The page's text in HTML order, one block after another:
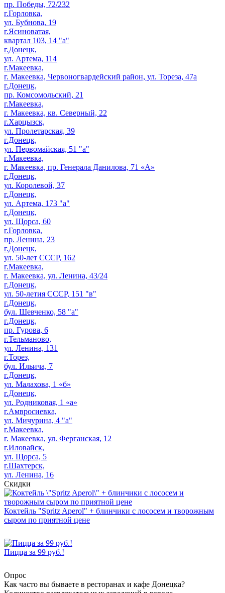
пр. Победы, 72/232
г.Горловка,
ул. Бубнова, 19
г.Ясиноватая,
квартал 103, 14 "а"
г.Донецк,
ул. Артема, 114
г.Макеевка,
г. Макеевка, Червоногвардейский район, ул. Тореза, 47а
г.Донецк,
пр. Комсомольский, 21
г.Макеевка,
г. Макеевка, кв. Северный, 22
г.Харцызск,
ул. Пролетарская, 39
г.Донецк,
ул. Первомайская, 51 "а"
г.Макеевка,
г. Макеевка, пр. Генерала Данилова, 71 «А»
г.Донецк,
ул. Королевой, 37
г.Донецк,
ул. Артема, 173 "а"
г.Донецк,
ул. Щорса, 60
г.Горловка,
пр. Ленина, 23
г.Донецк,
ул. 50-лет СССР, 162
г.Макеевка,
г. Макеевка, ул. Ленина, 43/24
г.Донецк,
ул. 50-летия СССР, 151 "в"
г.Донецк,
бул. Шевченко, 58 "а"
г.Донецк,
пр. Гурова, 6
г.Тельманово,
ул. Ленина, 131
г.Торез,
бул. Ильича, 7
г.Донецк,
ул. Малахова, 1 «б»
г.Донецк,
ул. Родниковая, 1 «а»
г.Амвросиевка,
ул. Мичурина, 4 "а"
г.Макеевка,
г. Макеевка, ул. Ферганская, 12
г.Иловайск,
ул. Щорса, 5
г.Шахтерск,
ул. Ленина, 16
Скидки
Коктейль "Spritz Aperol" + блинчики с лососем и творожным
сыром по приятной цене
Пицца за 99 руб.!
Опрос
Как часто вы бываете в ресторанах и кафе Донецка?